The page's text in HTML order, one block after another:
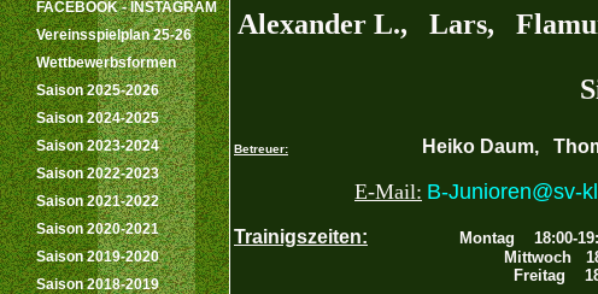
FACEBOOK - INSTAGRAM
Vereinsspielplan 25-26
Wettbewerbsformen
Saison 2025-2026
Saison 2024-2025
Saison 2023-2024
Saison 2022-2023
Saison 2021-2022
Saison 2020-2021
Saison 2019-2020
Saison 2018-2019
Alexander L., Lars,
Betreuer: Heiko Daum,
E-Mail: B-Junioren@sv-
Trainigszeiten:
Montag 18:00-
Mittwoch 18:00-19:30
Freitag 18:00-19:30